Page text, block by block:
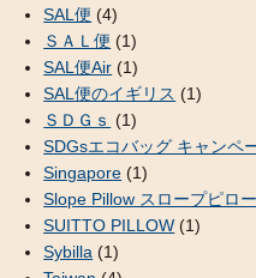
SAL便 (4)
ＳＡＬ便 (1)
SAL便Air (1)
SAL便のイギリス (1)
ＳＤＧｓ (1)
SDGsエコバッグ キャンペ
Singapore (1)
Slope Pillow スロープピロー
SUITTO PILLOW (1)
Sybilla (1)